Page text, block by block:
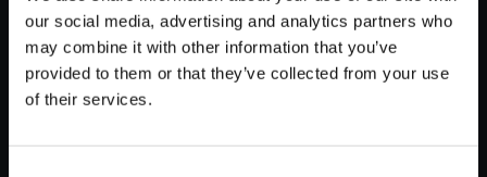
our social media, advertising and analytics partners who
may combine it with other information that you’ve
provided to them or that they’ve collected from your use
of their services.
クション DATA BASE
カプコン・サウンドチーム
150円(税込)
27
【単曲】ロックマン サウンドコレ
クション BOSS ATTACK RESULT